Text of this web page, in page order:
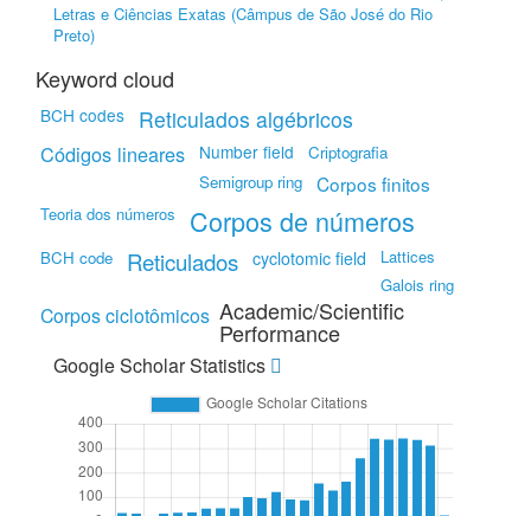
Letras e Ciências Exatas (Câmpus de São José do Rio
Preto)
Keyword cloud
BCH codes Reticulados algébricos
Códigos lineares Number field
Criptografia
Semigroup ring
Corpos finitos
Teoria dos números Corpos de números
BCH code Reticulados cyclotomic field
Lattices
Galois ring
Corpos ciclotômicos Academic/Scientific
Performance
Google Scholar Statistics